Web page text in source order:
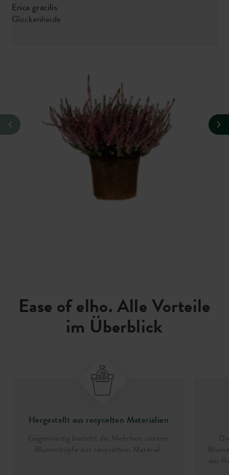
Erica gracilis
Glockenheide
Ease of elho. Alle Vorteile
im Überblick
Hergestellt aus recycelten Materialien
Gegenwärtig besteht die Mehrheit unserer
Blumentöpfe aus recyceltem Material.
der